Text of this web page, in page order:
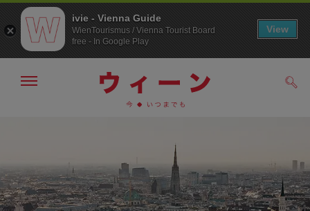
へ
ジ
の
ト
メ
非
表
示
ivie - Vienna Guide
WienTourismus / Vienna Tourist Board
free - In Google Play
View